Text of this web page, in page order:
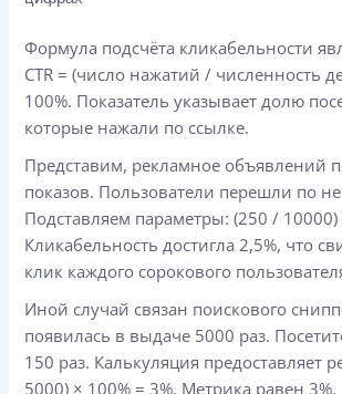
Формула подсчёта кликабельности
CTR = (число нажатий / численность
100%. Показатель указывает долю
которые нажали по ссылке.
Представим, рекламное объявлений
показов. Пользователи перешли по
Подставляем параметры: (250 / 10000)
Кликабельность достигла 2,5%, что
клик каждого сорокового
Иной случай связан поискового
появилась в выдаче 5000 раз.
150 раз. Калькуляция предоставляет
5000) × 100% = 3%. Метрика равен 3%.